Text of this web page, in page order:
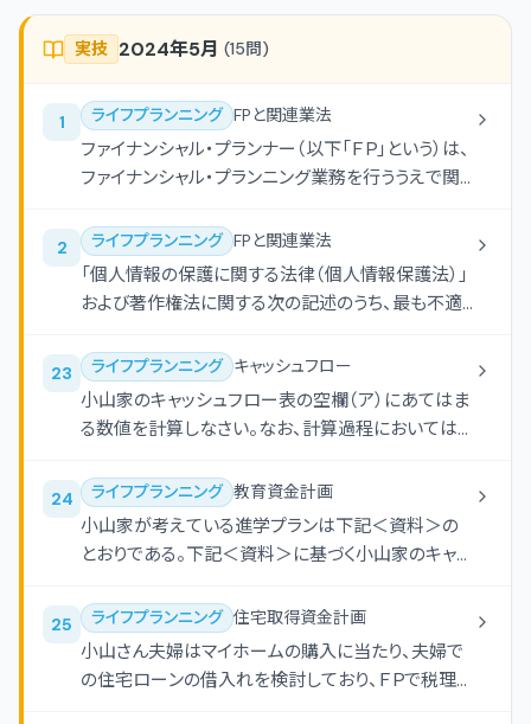
実技 2024年5月 (15問)
1 ライフプランニング FPと関連業法
ファイナンシャル・プランナー（以下「ＦＰ」という）は、
ファイナンシャル・プランニング業務を行ううえで関
に関する次の（ア）-（エ）の記述について、適切なも
のには○、不適切なものには×を解答欄に記入しな
さい。 （ア）社会保険労務士の登録を受けていないＦ
概要と公的年金の受給額に関する一般的な説明を
行った。 （イ）弁護士の登録を受けていないＦＰが、自
治体主催の無料相談会において債務整理に関する
一般的な内容について説明をした。 （ウ）税理士の
会において相談者の収入に基づく具体的な税額の
計算を行い、税務申告書を作成した。 （エ）弁護士ま
たは司法書士の登録を受けていないＦＰが、顧問契
申請時に法務局に提出する書類を無償で作成した。
2 ライフプランニング FPと関連業法
「個人情報の保護に関する法律（個人情報保護法）」
および著作権法に関する次の記述のうち、最も不適
23 ライフプランニング キャッシュフロー
小山家のキャッシュフロー表の空欄（ア）にあてはま
る数値を計算しなさい。なお、計算過程においては
満を四捨五入すること。
24 ライフプランニング 教育資金計画
小山家が考えている進学プランは下記＜資料＞の
とおりである。下記＜資料＞に基づく小山家のキャッ
測数値を計算しなさい。なお、計算過程においては
端数処理をせずに計算し、計算結果については万円
未満を四捨五入すること。また、記載のない事項に
25 ライフプランニング 住宅取得資金計画
小山さん夫婦はマイホームの購入に当たり、夫婦で
の住宅ローンの借入れを検討しており、ＦＰで税理